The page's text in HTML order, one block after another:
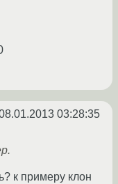
03:28:35
к примеру клон